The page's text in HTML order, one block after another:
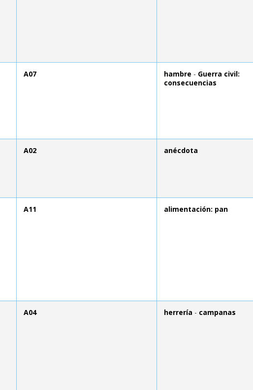
A07 hambre - Guerra civil:
consecuencias
A02 anécdota
A11 alimentación: pan
A04 herrería - campanas